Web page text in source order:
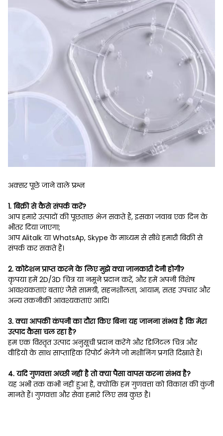
अक्सर पूछे जाने वाले प्रश्न
1. बिक्री से कैसे संपर्क करें?
आप हमारे उत्पादों की पूछताछ भेज सकते हैं, इसका जवाब एक दिन के
भीतर दिया जाएगा;
आप Alitalk या WhatsAp, Skype के माध्यम से सीधे हमारी बिक्री से
संपर्क कर सकते हैं।
2. कोटेशन प्राप्त करने के लिए मुझे क्या जानकारी देनी होगी?
कृपया हमें 2D/3D चित्र या नमूने प्रदान करें, और हमें अपनी विशेष
आवश्यकताएं बताएं जैसे सामग्री, सहनशीलता, आयाम, सतह उपचार और
अन्य तकनीकी आवश्यकताएं आदि।
3. क्या आपकी कंपनी का दौरा किए बिना यह जानना संभव है कि मेरा
उत्पाद कैसा चल रहा है?
हम एक विस्तृत उत्पाद अनुसूची प्रदान करेंगे और डिजिटल चित्र और
वीडियो के साथ साप्ताहिक रिपोर्ट भेजेंगे जो मशीनिंग प्रगति दिखाते हैं।
4. यदि गुणवत्ता अच्छी नहीं है तो क्या पैसा वापस करना संभव है?
यह अभी तक कभी नहीं हुआ है, क्योंकि हम गुणवत्ता को विकास की कुंजी
मानते हैं। गुणवत्ता और सेवा हमारे लिए सब कुछ है।